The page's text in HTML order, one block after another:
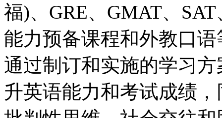
福)、GRE、GMAT、
能力预备课程和外教口
通过制订和实施的学习
升英语能力和考试成绩